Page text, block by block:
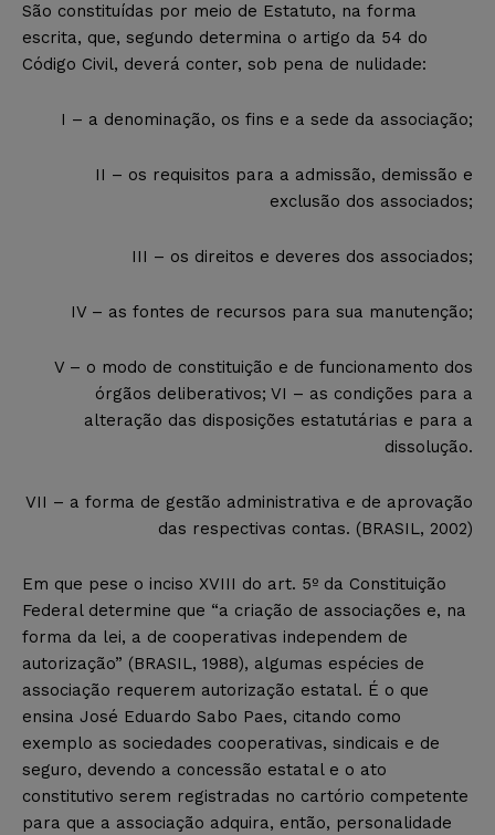
São constituídas por meio de Estatuto, na forma
escrita, que, segundo determina o artigo da 54 do
Código Civil, deverá conter, sob pena de nulidade:
I – a denominação, os fins e a sede da associação;
II – os requisitos para a admissão, demissão e
exclusão dos associados;
III – os direitos e deveres dos associados;
IV – as fontes de recursos para sua manutenção;
V – o modo de constituição e de funcionamento dos
órgãos deliberativos; VI – as condições para a
alteração das disposições estatutárias e para a
dissolução.
VII – a forma de gestão administrativa e de aprovação
das respectivas contas. (BRASIL, 2002)
Em que pese o inciso XVIII do art. 5º da Constituição
Federal determine que “a criação de associações e, na
forma da lei, a de cooperativas independem de
autorização” (BRASIL, 1988), algumas espécies de
associação requerem autorização estatal. É o que
ensina José Eduardo Sabo Paes, citando como
exemplo as sociedades cooperativas, sindicais e de
seguro, devendo a concessão estatal e o ato
constitutivo serem registradas no cartório competente
para que a associação adquira, então, personalidade